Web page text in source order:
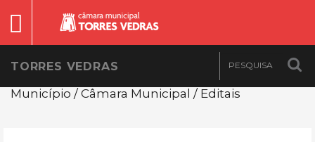
TORRES VEDRAS
Município / Câmara Municipal / Editais